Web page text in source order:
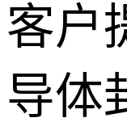
客户
导体